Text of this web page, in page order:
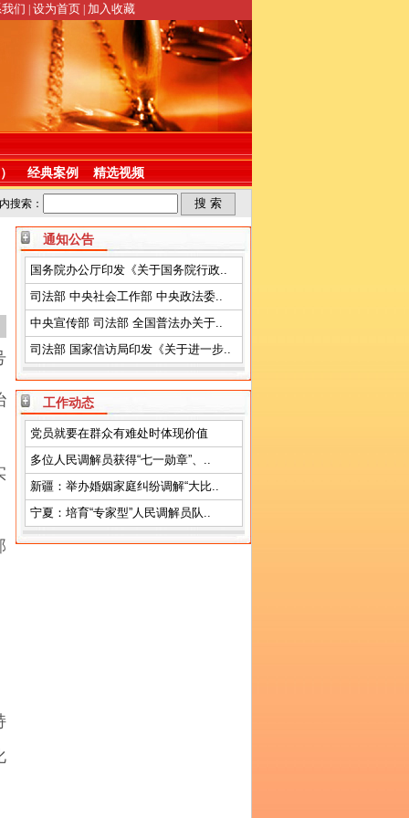
们 设为首页 加入收藏
经典案例 精选视频
搜索：
通知公告
国务院办公厅印发《关于国务院行政..
司法部 中央社会工作部 中央政法委..
中央宣传部 司法部 全国普法办关于..
司法部 国家信访局印发《关于进一步..
工作动态
党员就要在群众有难处时体现价值
多位人民调解员获得“七一勋章”、..
新疆：举办婚姻家庭纠纷调解“大比..
宁夏：培育“专家型”人民调解员队..